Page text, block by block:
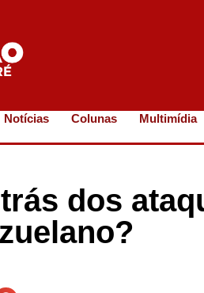
Notícias Colunas Multimídia
dos